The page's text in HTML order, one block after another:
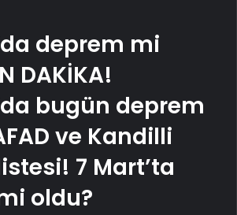
deprem mi
DAKİKA!
bugün deprem
ve Kandilli
7 Mart’ta
oldu?